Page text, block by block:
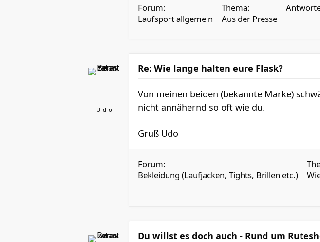
Forum:
Laufsport allgemein
Thema:
Aus der Presse
U_d_o
Re: Wie lange halten eure Flask?
Von meinen beiden (bekannte Marke)
nicht annähernd so oft wie du.
Gruß Udo
Forum:
Bekleidung (Laufjacken, Tights, Brillen etc.)
Du willst es doch auch - Rund um